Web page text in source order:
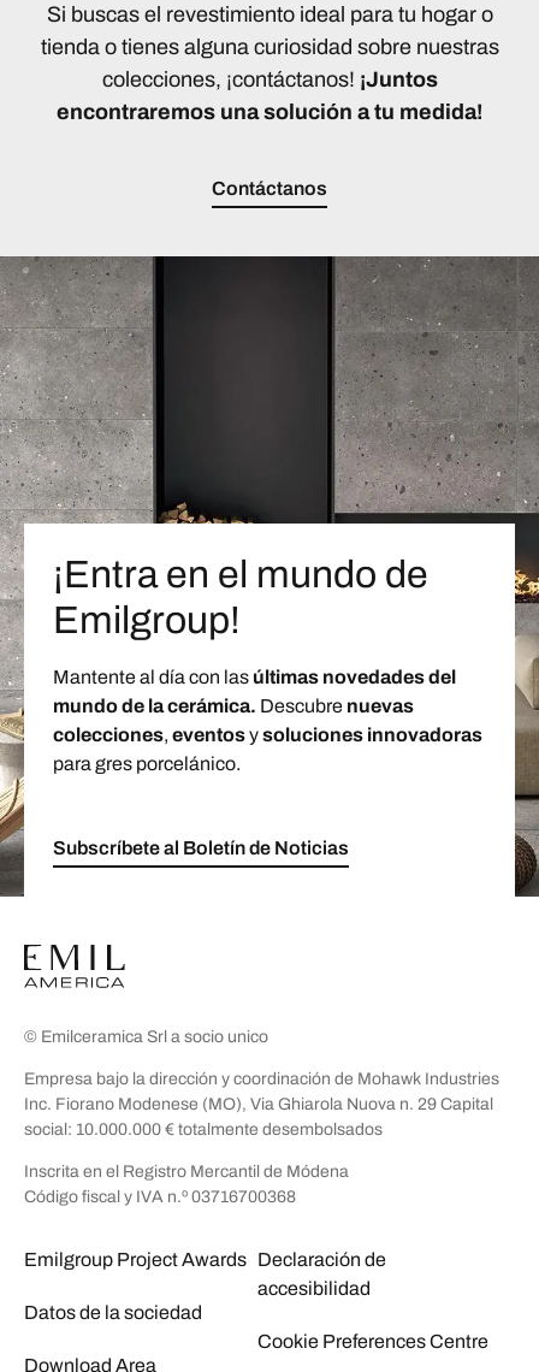
Si buscas el revestimiento ideal para tu hogar o
tienda o tienes alguna curiosidad sobre nuestras
colecciones, ¡contáctanos! ¡Juntos
encontraremos una solución a tu medida!
Contáctanos
¡Entra en el mundo de
Emilgroup!
Mantente al día con las últimas novedades del
mundo de la cerámica. Descubre nuevas
colecciones, eventosysoluciones innovadoras
para gres porcelánico.
Subscríbete al Boletín de Noticias
© Emilceramica Srl a socio unico
Empresa bajo la dirección y coordinación de Mohawk Industries
Inc. Fiorano Modenese (MO), Via Ghiarola Nuova n. 29 Capital
social: 10.000.000 € totalmente desembolsados
Inscrita en el Registro Mercantil de Módena
Código fiscal y IVA n.º 03716700368
Emilgroup Project Awards
Datos de la sociedad
Download Area
Declaración de
accesibilidad
Cookie Preferences Centre